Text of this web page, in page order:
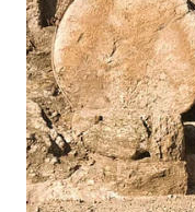
TANGERANG
WN
BINJAI
WN
CIREBON